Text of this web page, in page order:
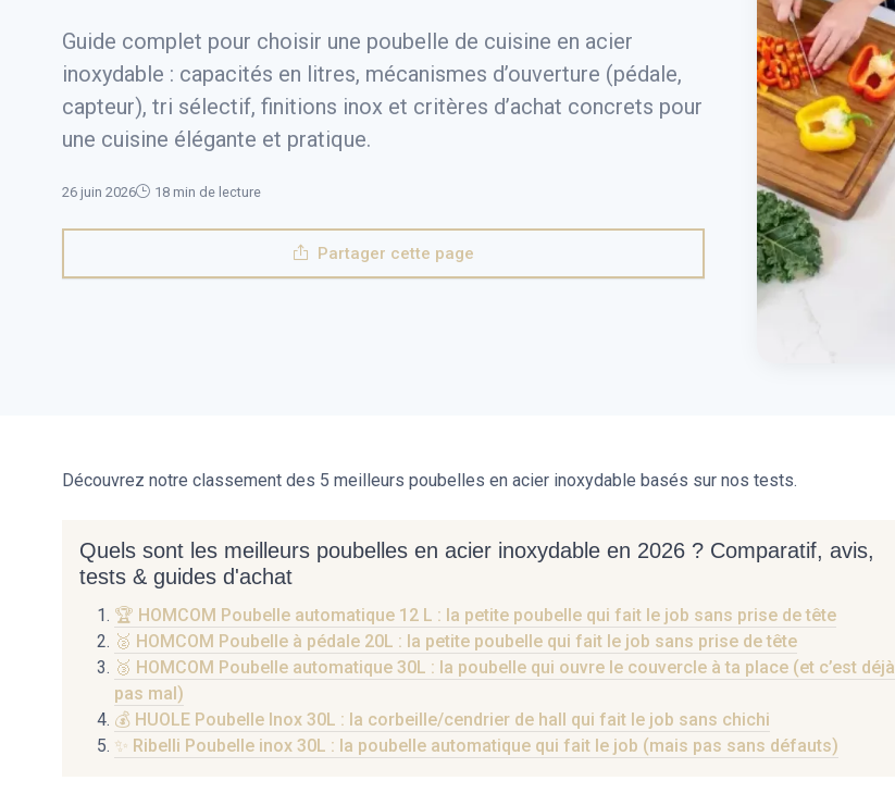
Guide complet pour choisir une poubelle de cuisine en acier
inoxydable : capacités en litres, mécanismes d’ouverture (pédale,
capteur), tri sélectif, finitions inox et critères d’achat concrets pour
une cuisine élégante et pratique.
26 juin 2026 18 min de lecture
Partager cette page
Découvrez notre classement des 5 meilleurs poubelles en acier inoxydable basés sur nos tests.
Quels sont les meilleurs poubelles en acier inoxydable en 2026 ? Comparatif, avis,
tests & guides d'achat
🏆 HOMCOM Poubelle automatique 12 L : la petite poubelle qui fait le job sans prise de tête
🥈 HOMCOM Poubelle à pédale 20L : la petite poubelle qui fait le job sans prise de tête
🥉 HOMCOM Poubelle automatique 30L : la poubelle qui ouvre le couvercle à ta place (et c’est déjà
pas mal)
💰 HUOLE Poubelle Inox 30L : la corbeille/cendrier de hall qui fait le job sans chichi
✨ Ribelli Poubelle inox 30L : la poubelle automatique qui fait le job (mais pas sans défauts)